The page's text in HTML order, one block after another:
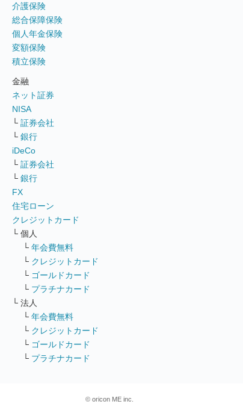
介護保険
総合保障保険
個人年金保険
変額保険
積立保険
金融
ネット証券
NISA
└ 証券会社
└ 銀行
iDeCo
└ 証券会社
└ 銀行
FX
住宅ローン
クレジットカード
└ 個人
└ 年会費無料
└ クレジットカード
└ ゴールドカード
└ プラチナカード
└ 法人
└ 年会費無料
└ クレジットカード
└ ゴールドカード
└ プラチナカード
© oricon ME inc.